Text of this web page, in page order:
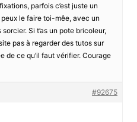
parfois c’est juste un
le faire toi-mêe, avec un
Si t’as un pote bricoleur,
pas à regarder des tutos sur
de ce qu’il faut vérifier. Courage
#92675